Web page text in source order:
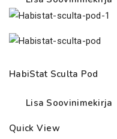
HabiStat Sculta Pod
Lisa Soovinimekirja
Quick View